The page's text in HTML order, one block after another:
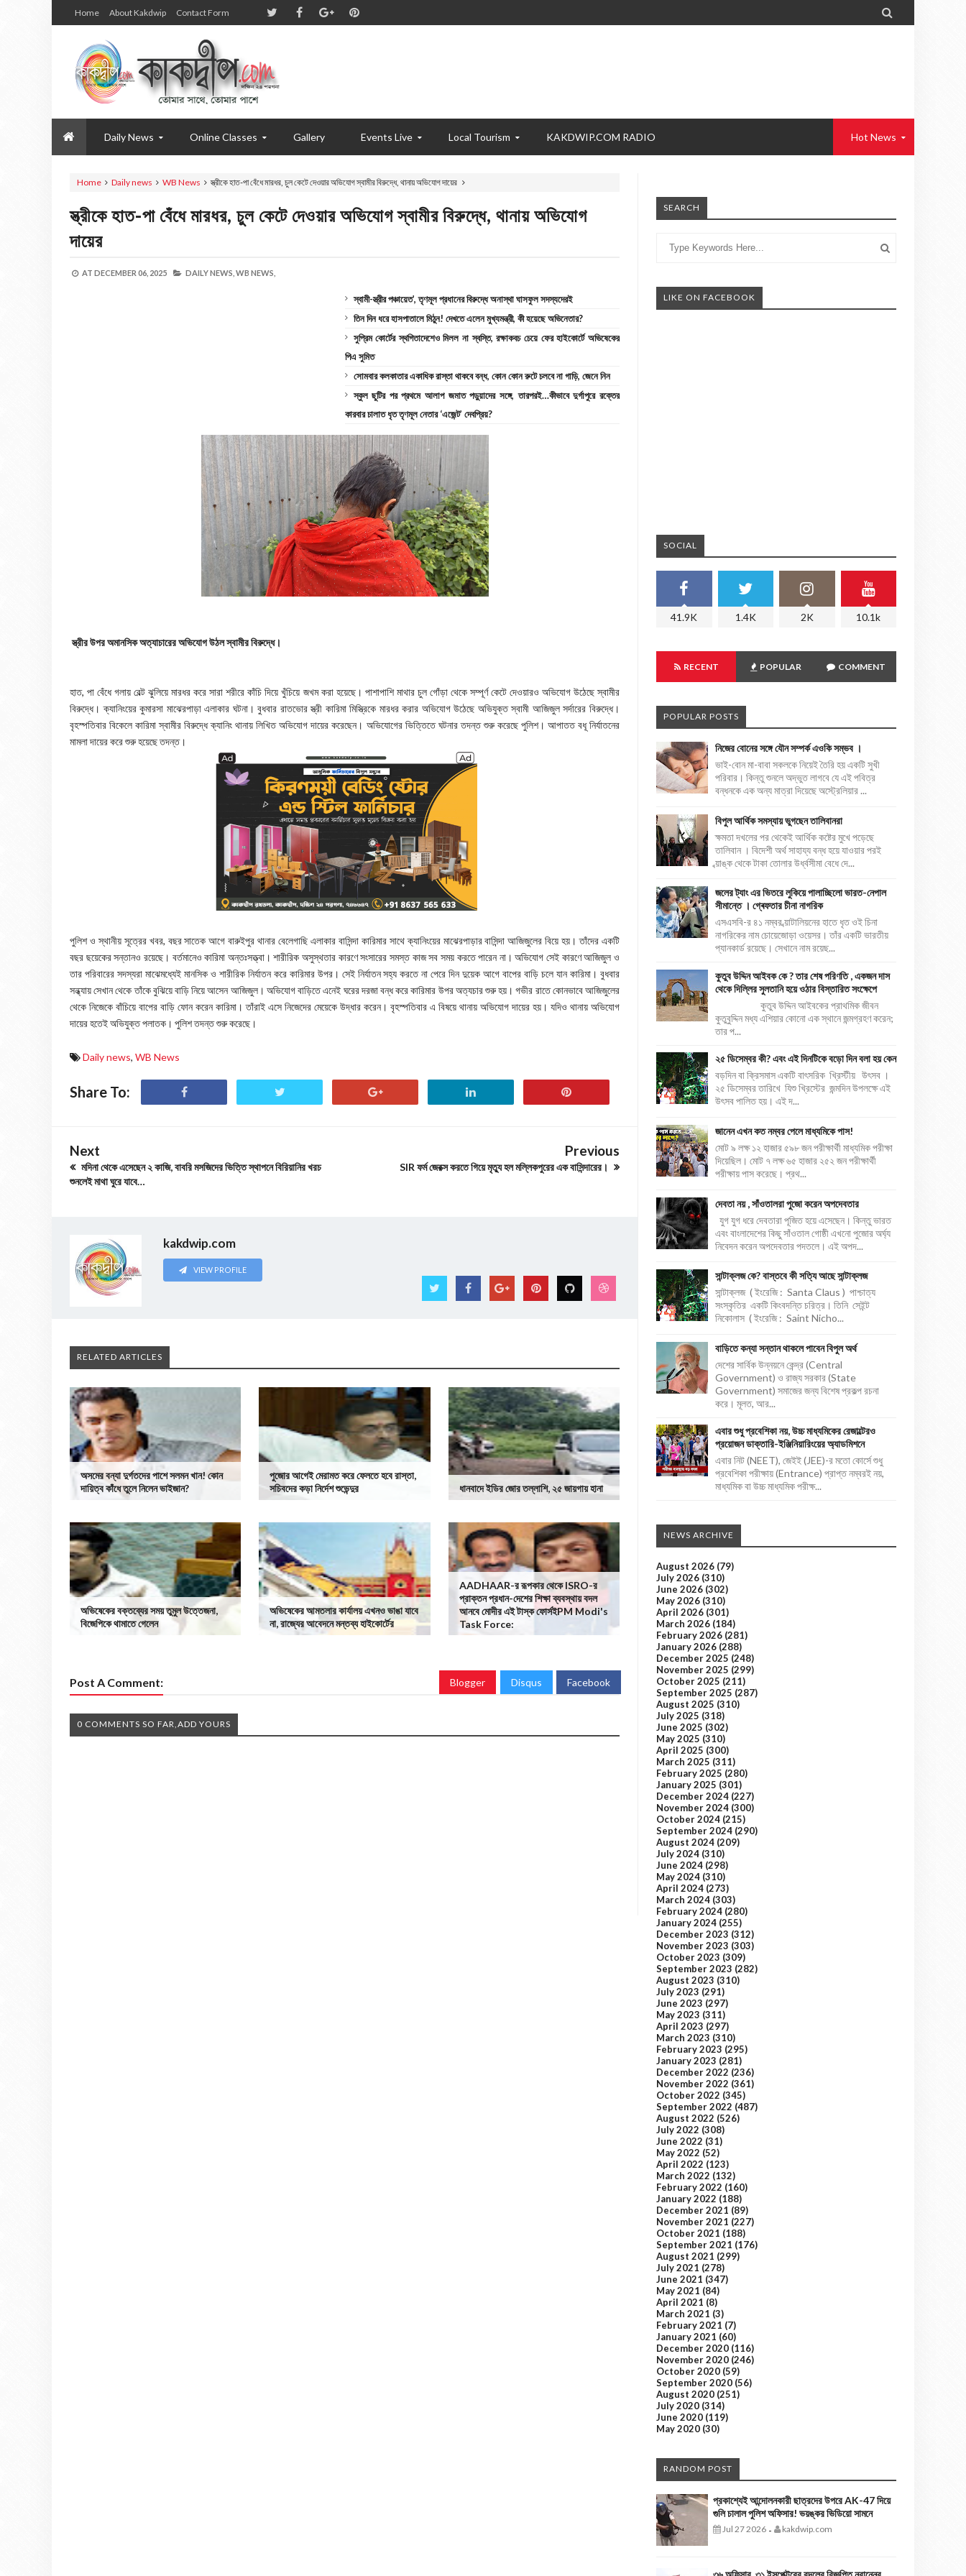
Home About Kakdwip Contact Form 
Daily News Online Classes Gallery Events Live Local Tourism KAKDWIP.COM RADIO Hot News
Home Daily news WB News স্ত্রীকে হাত-পা বেঁধে মারধর, চুল কেটে দেওয়ার অভিযোগ স্বামীর বিরুদ্ধে, থানায় অভিযোগ দায়ের
স্ত্রীকে হাত-পা বেঁধে মারধর, চুল কেটে দেওয়ার অভিযোগ স্বামীর বিরুদ্ধে, থানায় অভিযোগ
দায়ের
AT DECEMBER 06, 2025 DAILY NEWS, WB NEWS,
স্বামী-স্ত্রীর পঞ্চায়েত’, তৃণমূল প্রধানের বিরুদ্ধে অনাস্থা ঘাসফুল সদস্যদেরই
তিন দিন ধরে হাসপাতালে মিঠুন! দেখতে এলেন মুখ্যমন্ত্রী, কী হয়েছে অভিনেতার?
সুপ্রিম কোর্টের স্থগিতাদেশেও মিলল না স্বস্তি, রক্ষাকবচ চেয়ে ফের হাইকোর্টে অভিষেকের
পিএ সুমিত
সোমবার কলকাতার একাধিক রাস্তা থাকবে বন্ধ, কোন কোন রুটে চলবে না গাড়ি, জেনে নিন
স্কুল ছুটির পর প্রথমে আলাপ জমাত পড়ুয়াদের সঙ্গে, তারপরই…কীভাবে দুর্গাপুরে রক্তের
কারবার চালাত ধৃত তৃণমূল নেতার ‘এজেন্ট’ দেবপ্রিয়?
স্ত্রীর উপর অমানসিক অত্যাচারের অভিযোগ উঠল স্বামীর বিরুদ্ধে।
হাত, পা বেঁধে গলায় বেল্ট ঝুলিয়ে মারধর করে সারা শরীরে কাঁচি দিয়ে খুঁচিয়ে জখম করা হয়েছে। পাশাপাশি মাথার চুল গোঁড়া থেকে সম্পূর্ণ কেটে দেওয়ারও অভিযোগ উঠেছে স্বামীর
বিরুদ্ধে। ক্যানিংয়ের কুমারসা মাঝেরপাড়া এলাকার ঘটনা। বুধবার রাতভোর স্ত্রী কারিমা মিস্ত্রিকে মারধর করার অভিযোগ উঠেছে অভিযুক্ত স্বামী আজিজুল সর্দারের বিরুদ্ধে।
বৃহস্পতিবার বিকেলে কারিমা স্বামীর বিরুদ্ধে ক্যানিং থানায় লিখিত অভিযোগ দায়ের করেছেন। অভিযোগের ভিত্তিতে ঘটনার তদন্ত শুরু করেছে পুলিশ। আপাতত বধূ নির্যাতনের
মামলা দায়ের করে শুরু হয়েছে তদন্ত।
পুলিশ ও স্থানীয় সূত্রের খবর, বছর সাতেক আগে বারুইপুর থানার বেলেগাছি এলাকার বাসিন্দা কারিমার সাথে ক্যানিংয়ের মাঝেরপাড়ার বাসিন্দা আজিজুলের বিয়ে হয়। তাঁদের একটি
বছর ছয়েকের সন্তানও রয়েছে। বর্তমানেও কারিমা অন্তঃসত্ত্বা। শারীরিক অসুস্থতার কারণে সংসারের সমস্ত কাজ সব সময় করতে পারেন না। অভিযোগ সেই কারণে আজিজুল ও
তার পরিবারের সদস্যরা মাঝেমধ্যেই মানসিক ও শারীরিক নির্যাতন করে কারিমার উপর। সেই নির্যাতন সহ্য করতে না পেরে দিন দুয়েক আগে বাপের বাড়ি চলে যান কারিমা। বুধবার
সন্ধ্যায় সেখান থেকে তাঁকে বুঝিয়ে বাড়ি নিয়ে আসেন আজিজুল। অভিযোগ বাড়িতে এনেই ঘরের দরজা বন্ধ করে কারিমার উপর অত্যচার শুরু হয়। গভীর রাতে কোনভাবে আজিজুলের
থেকে নিজেকে বাঁচিয়ে বাপের বাড়ি ফোন করেন কারিমা। তাঁরাই এসে নিজেদের মেয়েকে উদ্ধার করেন। বৃহস্পতিবার এ বিষয়ে থানায় অভিযোগ দায়ের হয়। যদিও থানায় অভিযোগ
দায়ের হতেই অভিযুক্ত পলাতক। পুলিশ তদন্ত শুরু করেছে।
Daily news, WB News
Share To:
Next
মদিনা থেকে এসেছেন ২ কাজি, বাবরি মসজিদের ভিত্তি স্থাপনে বিরিয়ানির খরচ
শুনলেই মাথা ঘুরে যাবে…
Previous
SIR ফর্ম জেরক্স করতে গিয়ে মৃত্যু হল মল্লিকপুরের এক বাসিন্দারের।
kakdwip.com
VIEW PROFILE
RELATED ARTICLES
অসমের বন্যা দুর্গতদের পাশে সলমন খান! কোন
দায়িত্ব কাঁধে তুলে নিলেন ভাইজান?
পুজোর আগেই মেরামত করে ফেলতে হবে রাস্তা,
সচিবদের কড়া নির্দেশ শুভেন্দুর
ধানবাদে ইডির জোর তল্লাশি, ২৫ জায়গায় হানা
অভিষেকের বক্তব্যের সময় তুমুল উত্তেজনা,
বিজেপিকে থামাতে গেলেন
অভিষেকের আমতলার কার্যালয় এখনও ভাঙা যাবে
না, রাজ্যের আবেদনে মন্তব্য হাইকোর্টের
AADHAAR-র রূপকার থেকে ISRO-র
প্রাক্তন প্রধান-দেশের শিক্ষা ব্যবস্থায় বদল
আনবে মোদীর এই টাস্ক ফোর্সইPM Modi's
Task Force:
Post A Comment: Blogger Disqus Facebook
0 COMMENTS SO FAR,ADD YOURS
SEARCH
LIKE ON FACEBOOK
SOCIAL
41.9K 1.4K 2K 10.1k
RECENT POPULAR COMMENT
POPULAR POSTS
নিজের বোনের সঙ্গে যৌন সম্পর্ক এওকি সম্ভব ।
ভাই-বোন মা-বাবা সকলকে নিয়েই তৈরি হয় একটি সুখী
পরিবার। কিন্তু শুনলে অদ্ভুত লাগবে যে এই পবিত্র
বন্ধনকে এক অন্য মাত্রা দিয়েছে অস্ট্রেলিয়ার ...
বিপুল আর্থিক সমস্যায় ভুগছেন তালিবানরা
ক্ষমতা দখলের পর থেকেই আর্থিক কষ্টের মুখে পড়েছে
তালিবান । বিদেশী অর্থ সাহায্য বন্ধ হয়ে যাওয়ার পরই
ব্য়াঙ্ক থেকে টাকা তোলার উর্ধ্বসীমা বেধে দে...
জলের ট্যাং এর ভিতরে লুকিয়ে পালাচ্ছিলো ভারত-নেপাল
সীমান্তে । গ্ৰেফতার চীনা নাগরিক
এসএসবি-র ৪১ নম্বর ব্য়াটালিয়নের হাতে ধৃত ওই চিনা
নাগরিকের নাম চোয়েজোড়া ওয়েসর। তাঁর একটি ভারতীয়
প্যানকার্ড রয়েছে। সেখানে নাম রয়েছ...
কুতুব উদ্দিন আইবক কে ? তার শেষ পরিণতি , একজন দাস
থেকে দিল্লির সুলতানি হয়ে ওঠার বিস্তারিত সংক্ষেপে
কুতুব উদ্দিন আইবকের প্রাথমিক জীবন
কুতুবুদ্দিন মধ্য এশিয়ার কোনো এক স্থানে জন্মগ্রহণ করেন;
তার প...
২৫ ডিসেম্বর কী? এবং এই দিনটিকে বড়ো দিন বলা হয় কেন
বড়দিন বা ক্রিসমাস একটি বাৎসরিক খ্রিস্টীয় উৎসব ।
২৫ ডিসেম্বর তারিখে যিশু খ্রিস্টের জন্মদিন উপলক্ষে এই
উৎসব পালিত হয়। এই দ...
জানেন এখন কত নম্বর পেলে মাধ্যমিকে পাস!
মোট ৯ লক্ষ ১২ হাজার ৫৯৮ জন পরীক্ষার্থী মাধ্যমিক পরীক্ষা
দিয়েছিল। মোট ৭ লক্ষ ৬৫ হাজার ২৫২ জন পরীক্ষার্থী
পরীক্ষায় পাস করেছে। প্রথ...
দেবতা নয় , সাঁওতালরা পুজো করেন অপদেবতার
যুগ যুগ ধরে দেবতারা পূজিত হয়ে এসেছেন। কিন্তু ভারত
এবং বাংলাদেশের কিছু সাঁওতাল গোষ্ঠী এখনো পুজোর অর্ঘ্য
নিবেদন করেন অপদেবতার পদতলে। এই অপদ...
সান্টাক্লজ কে? বাস্তবে কী সত্যি আছে সান্টাক্লজ
সান্টাক্লজ ( ইংরেজি : Santa Claus ) পাশ্চাত্য
সংস্কৃতির একটি কিংবদন্তি চরিত্র। তিনি সেইন্ট
নিকোলাস ( ইংরেজি : Saint Nicho...
বাড়িতে কন্যা সন্তান থাকলে পাবেন বিপুল অর্থ
দেশের সার্বিক উন্নয়নে কেন্দ্র (Central
Government) ও রাজ্য সরকার (State
Government) সমাজের জন্য বিশেষ প্রকল্প রচনা
করে। মূলত, আর...
এবার শুধু প্রবেশিকা নয়, উচ্চ মাধ্যমিকের রেজাল্টেরও
প্রয়োজন ডাক্তারি-ইঞ্জিনিয়ারিংয়ের অ্যাডমিশনে
এবার নিট (NEET), জেইই (JEE)-র মতো কোর্সে শুধু
প্রবেশিকা পরীক্ষায় (Entrance) প্রাপ্ত নম্বরই নয়,
মাধ্যমিক বা উচ্চ মাধ্যমিক পরীক্ষ...
NEWS ARCHIVE
August 2026 (79)
July 2026 (310)
June 2026 (302)
May 2026 (310)
April 2026 (301)
March 2026 (184)
February 2026 (281)
January 2026 (288)
December 2025 (248)
November 2025 (299)
October 2025 (211)
September 2025 (287)
August 2025 (310)
July 2025 (318)
June 2025 (302)
May 2025 (310)
April 2025 (300)
March 2025 (311)
February 2025 (280)
January 2025 (301)
December 2024 (227)
November 2024 (300)
October 2024 (215)
September 2024 (290)
August 2024 (209)
July 2024 (310)
June 2024 (298)
May 2024 (310)
April 2024 (273)
March 2024 (303)
February 2024 (280)
January 2024 (255)
December 2023 (312)
November 2023 (303)
October 2023 (309)
September 2023 (282)
August 2023 (310)
July 2023 (291)
June 2023 (297)
May 2023 (311)
April 2023 (297)
March 2023 (310)
February 2023 (295)
January 2023 (281)
December 2022 (236)
November 2022 (361)
October 2022 (345)
September 2022 (487)
August 2022 (526)
July 2022 (308)
June 2022 (31)
May 2022 (52)
April 2022 (123)
March 2022 (132)
February 2022 (160)
January 2022 (188)
December 2021 (89)
November 2021 (227)
October 2021 (188)
September 2021 (176)
August 2021 (299)
July 2021 (278)
June 2021 (347)
May 2021 (84)
April 2021 (8)
March 2021 (3)
February 2021 (7)
January 2021 (60)
December 2020 (116)
November 2020 (246)
October 2020 (59)
September 2020 (56)
August 2020 (251)
July 2020 (314)
June 2020 (119)
May 2020 (30)
RANDOM POST
প্রকাশ্যেই আন্দোলনকারী ছাত্রদের উপরে AK-47 দিয়ে
গুলি চালাল পুলিশ অফিসার! ভয়ঙ্কর ভিডিয়ো সামনে
Jul 27 2026 - kakdwip.com